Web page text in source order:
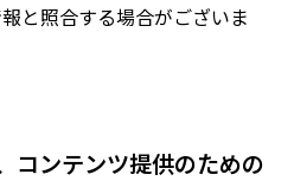
と照合する場合がございま
コンテンツ提供のための